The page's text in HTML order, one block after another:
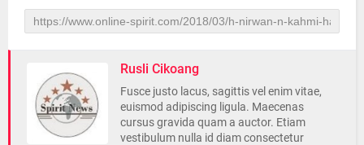
Rusli Cikoang
Fusce justo lacus, sagittis vel enim vitae,
euismod adipiscing ligula. Maecenas
cursus gravida quam a auctor. Etiam
vestibulum nulla id diam consectetur